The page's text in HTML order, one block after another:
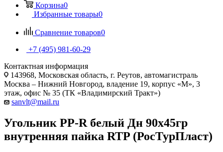
Корзина0
Избранные товары0
Сравнение товаров0
+7 (495) 981-60-29
Контактная информация
143968, Московская область, г. Реутов, автомагистраль
Москва – Нижний Новгород, владение 19, корпус «М», 3
этаж, офис № 35 (ТК «Владимирский Тракт»)
sanvlt@mail.ru
Угольник PP-R белый Дн 90х45гр
внутренняя пайка RTP (РосТурПласт)